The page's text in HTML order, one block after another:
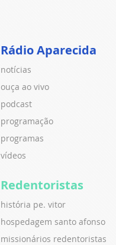
Rádio Aparecida
notícias
ouça ao vivo
podcast
programação
programas
vídeos
Redentoristas
história pe. vitor
hospedagem santo afonso
missionários redentoristas